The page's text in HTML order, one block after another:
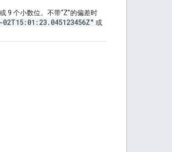
9 个小数位。不带“Z”的偏差时
或